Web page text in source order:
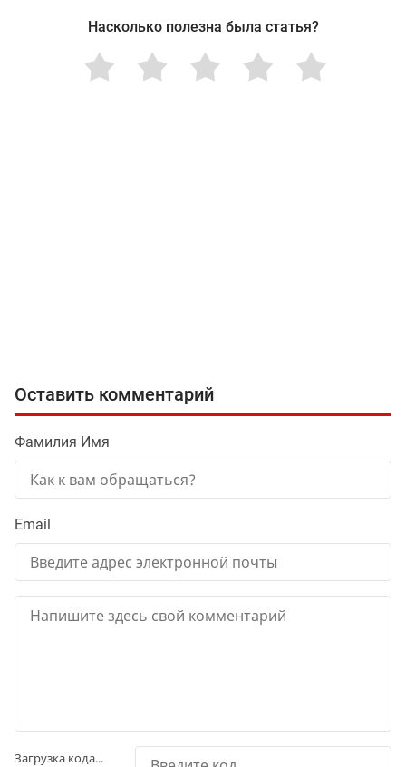
Насколько полезна была статья?
Оставить комментарий
Фамилия Имя
Email
Загрузка кода...